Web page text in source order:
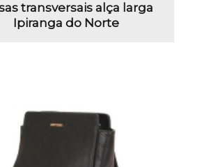
transversais alça larga
Ipiranga do Norte